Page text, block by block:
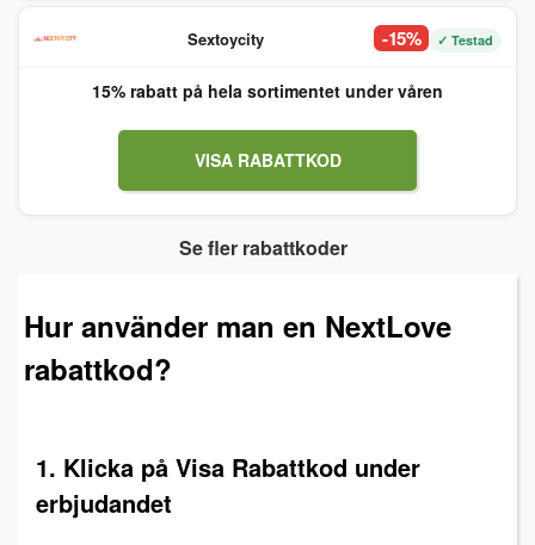
Sextoycity -15% ✓ Testad
15% rabatt på hela sortimentet under våren
VISA RABATTKOD
Se fler rabattkoder
Hur använder man en NextLove
rabattkod?
1. Klicka på Visa Rabattkod under
erbjudandet